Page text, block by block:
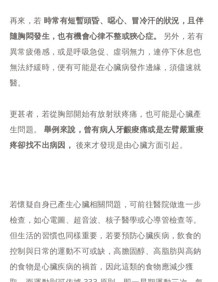
再來，若 時常有短暫頭昏、噁心、冒冷汗的狀況，且伴
隨胸悶發生，也有機會心律不整或狹心症。 另外，若有
異常疲倦感，或是呼吸急促、虛弱無力，連停下休息也
無法紓緩時，便有可能是在心臟病發作邊緣，須儘速就
醫。
更甚者，若從胸部開始有放射狀疼痛，也可能是心臟產
生問題。 舉例來說，曾有病人牙齦痠痛或是左臂嚴重痠
疼卻找不出病因， 後來才發現是由心臟方面引起。
若懷疑自身已產生心臟相關問題，可前往醫院做進一步
檢查，如心電圖、超音波、核子醫學或心導管檢查等。
但生活的習慣也同樣重要，若要預防心臟疾病，飲食的
控制與日常的運動不可或缺，高膽固醇、高脂肪與高鈉
的食物是心臟疾病的禍首，因此這類的食物應減少獲